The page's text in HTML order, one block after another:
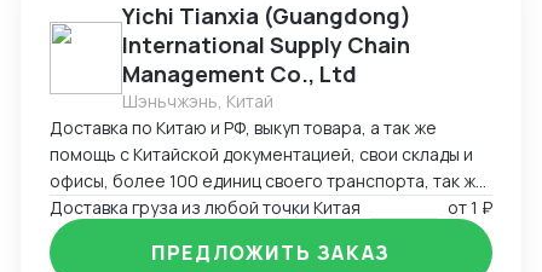
Yichi Tianxia (Guangdong)
International Supply Chain
Management Co., Ltd
Шэньчжэнь, Китай
Доставка по Китаю и РФ, выкуп товара, а так же
помощь с Китайской документацией, свои склады и
офисы, более 100 единиц своего транспорта, так же
можем помочь с поиском поставщиков
Доставка груза из любой точки Китая от1 ₽
ПРЕДЛОЖИТЬ ЗАКАЗ